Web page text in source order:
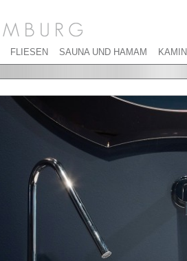
FLIESEN SAUNA UND HAMAM KAMIN